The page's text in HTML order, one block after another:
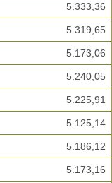
5.333,36
5.319,65
5.173,06
5.240,05
5.225,91
5.125,14
5.186,12
5.173,16